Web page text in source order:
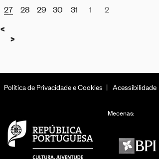
27
28 29 30 31 1 2
<
>
Política de Privacidade e Cookies Acessibilidade
Mecenas: